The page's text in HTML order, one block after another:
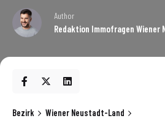
Author
Redaktion Immofragen
Bezirk
Wiener Neustadt-Land